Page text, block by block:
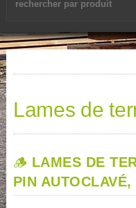
Lames de
🪵 LAMES DE
PIN